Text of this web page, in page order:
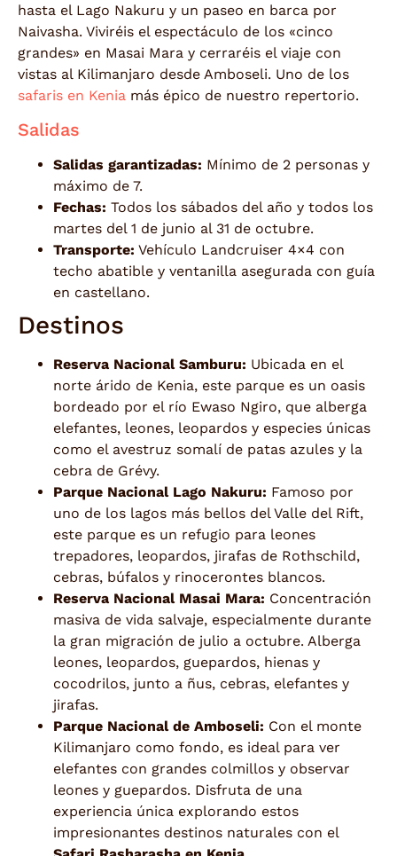
hasta el Lago Nakuru y un paseo en barca por
Naivasha. Viviréis el espectáculo de los «cinco
grandes» en Masai Mara y cerraréis el viaje con
vistas al Kilimanjaro desde Amboseli. Uno de los
safaris en Kenia más épico de nuestro repertorio.
Salidas
Salidas garantizadas: Mínimo de 2 personas y
máximo de 7.
Fechas: Todos los sábados del año y todos los
martes del 1 de junio al 31 de octubre.
Transporte: Vehículo Landcruiser 4×4 con
techo abatible y ventanilla asegurada con guía
en castellano.
Destinos
Reserva Nacional Samburu: Ubicada en el
norte árido de Kenia, este parque es un oasis
bordeado por el río Ewaso Ngiro, que alberga
elefantes, leones, leopardos y especies únicas
como el avestruz somalí de patas azules y la
cebra de Grévy.
Parque Nacional Lago Nakuru: Famoso por
uno de los lagos más bellos del Valle del Rift,
este parque es un refugio para leones
trepadores, leopardos, jirafas de Rothschild,
cebras, búfalos y rinocerontes blancos.
Reserva Nacional Masai Mara: Concentración
masiva de vida salvaje, especialmente durante
la gran migración de julio a octubre. Alberga
leones, leopardos, guepardos, hienas y
cocodrilos, junto a ñus, cebras, elefantes y
jirafas.
Parque Nacional de Amboseli: Con el monte
Kilimanjaro como fondo, es ideal para ver
elefantes con grandes colmillos y observar
leones y guepardos. Disfruta de una
experiencia única explorando estos
impresionantes destinos naturales con el